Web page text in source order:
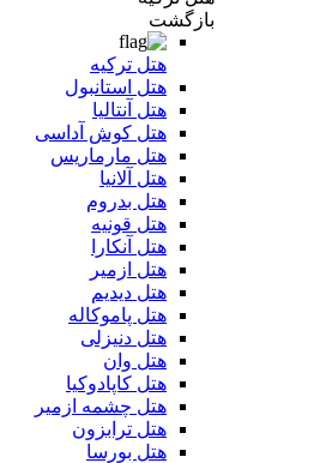
بازگشت
هتل ترکیه
هتل استانبول
هتل آنتالیا
هتل کوش آداسی
هتل مارماریس
هتل آلانیا
هتل بدروم
هتل قونیه
هتل آنکارا
هتل ازمیر
هتل دیدیم
هتل پاموکاله
هتل دنیزلی
هتل وان
هتل کاپادوکیا
هتل چشمه ازمیر
هتل ترابزون
هتل بورسا